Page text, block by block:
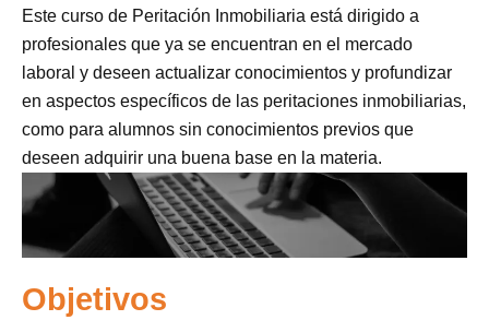
Este curso de Peritación Inmobiliaria está dirigido a
profesionales que ya se encuentran en el mercado
laboral y deseen actualizar conocimientos y profundizar
en aspectos específicos de las peritaciones inmobiliarias,
como para alumnos sin conocimientos previos que
deseen adquirir una buena base en la materia.
Objetivos